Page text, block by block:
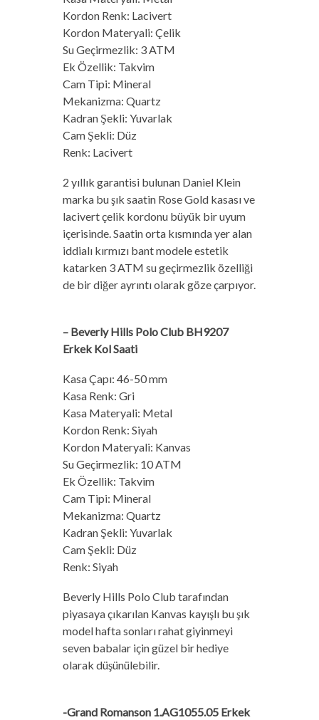
Kordon Renk: Lacivert
Kordon Materyali: Çelik
Su Geçirmezlik: 3 ATM
Ek Özellik: Takvim
Cam Tipi: Mineral
Mekanizma: Quartz
Kadran Şekli: Yuvarlak
Cam Şekli: Düz
Renk: Lacivert
2 yıllık garantisi bulunan Daniel Klein
marka bu şık saatin Rose Gold kasası ve
lacivert çelik kordonu büyük bir uyum
içerisinde. Saatin orta kısmında yer alan
iddialı kırmızı bant modele estetik
katarken 3 ATM su geçirmezlik özelliği
de bir diğer ayrıntı olarak göze çarpıyor.
– Beverly Hills Polo Club BH9207
Erkek Kol Saati
Kasa Çapı: 46-50 mm
Kasa Renk: Gri
Kasa Materyali: Metal
Kordon Renk: Siyah
Kordon Materyali: Kanvas
Su Geçirmezlik: 10 ATM
Ek Özellik: Takvim
Cam Tipi: Mineral
Mekanizma: Quartz
Kadran Şekli: Yuvarlak
Cam Şekli: Düz
Renk: Siyah
Beverly Hills Polo Club tarafından
piyasaya çıkarılan Kanvas kayışlı bu şık
model hafta sonları rahat giyinmeyi
seven babalar için güzel bir hediye
olarak düşünülebilir.
-Grand Romanson 1.AG1055.05 Erkek